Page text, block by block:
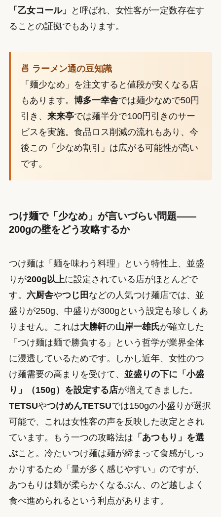
「乙女コール」
と呼ばれ、女性客が一定数存在す
ることの証拠でもあります。
🍜 ラーメン通の豆知識
「麺少なめ」を注文すると値段が安くなる店
もあります。 博多一幸舎では麺少なめで50円
引き、 来来亭では麺半分で100円引きのサー
ビスを実施。食品ロス削減の流れもあり、今
後この「少なめ割引」は広がる可能性が高い
です。
つけ麺で「少なめ」が言いづらい問題——
200gの壁をどう攻略するか
つけ麺は「麺を味わう料理」という特性上、並盛
りが200g以上に設定されている店がほとんどで
す。 六厨舎やつじ田 などの人気つけ麺店では、並
盛りが250g、中盛りが300gという設定も珍しくあ
りません。これは大勝軒の山岸一雄氏が確立した
「つけ麺は麺で勝負する」という哲学が業界全体
に浸透しているためです。しかし近年、女性のつ
け麺需要の高まりを受けて、 並盛りの下に「小盛
り」（150g）を設定する店が増えてきました。
TETSUやつけめんTETSUでは150gの小盛りが選択
可能で、これは女性客の声を反映した改定とされ
ています。もう一つの攻略法は 「あつもり」を選
ぶこと。冷たいつけ麺は麺が締まって食感がしっ
かりするため「量が多く感じやすい」のですが、
あつもりは麺が柔らかくなるぶん、のど越しよく
食べ進められるという利点があります。